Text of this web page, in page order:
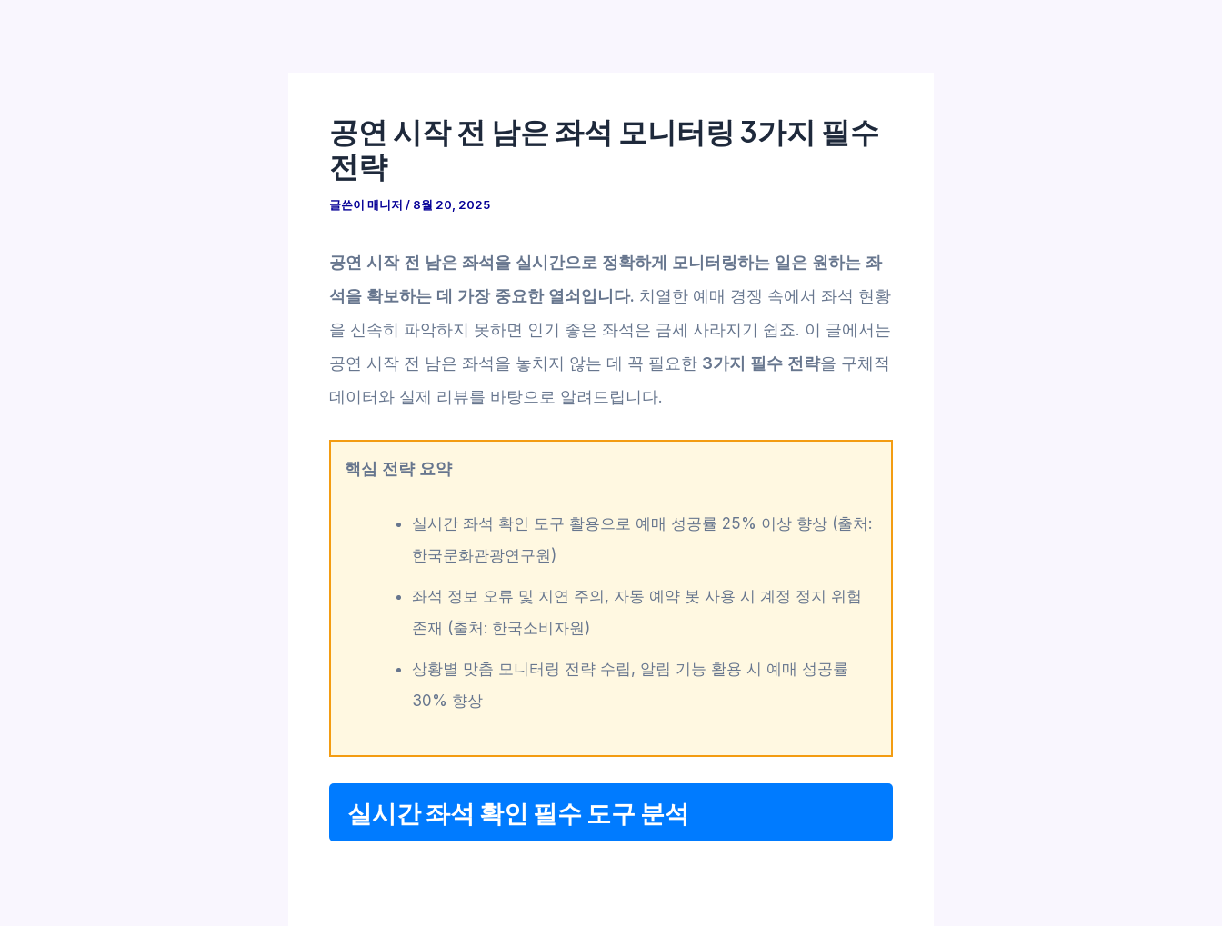
공연 시작 전 남은 좌석 모니터링 3가지 필수
전략
글쓴이 매니저 / 8월 20, 2025
공연 시작 전 남은 좌석을 실시간으로 정확하게 모니터링하는 일은 원하는 좌
석을 확보하는 데 가장 중요한 열쇠입니다. 치열한 예매 경쟁 속에서 좌석 현황
을 신속히 파악하지 못하면 인기 좋은 좌석은 금세 사라지기 쉽죠. 이 글에서는
공연 시작 전 남은 좌석을 놓치지 않는 데 꼭 필요한 3가지 필수 전략을 구체적
데이터와 실제 리뷰를 바탕으로 알려드립니다.
핵심 전략 요약
실시간 좌석 확인 도구 활용으로 예매 성공률 25% 이상 향상 (출처:
한국문화관광연구원)
좌석 정보 오류 및 지연 주의, 자동 예약 봇 사용 시 계정 정지 위험
존재 (출처: 한국소비자원)
상황별 맞춤 모니터링 전략 수립, 알림 기능 활용 시 예매 성공률
30% 향상
실시간 좌석 확인 필수 도구 분석